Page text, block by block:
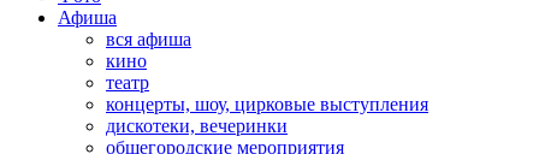
Афиша
вся афиша
кино
театр
концерты, шоу, цирковые выступления
дискотеки, вечеринки
общегородские мероприятия